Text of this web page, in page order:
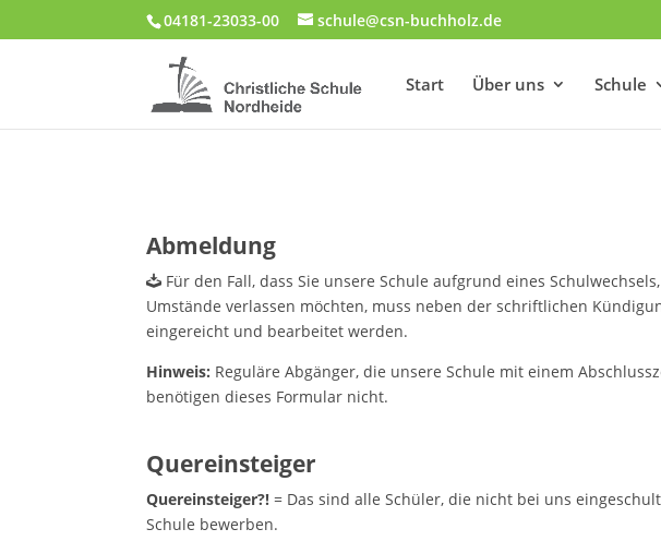
04181-23033-00 schule@csn-buchholz.de
Start Über uns Schule
Abmeldung
Für den Fall, dass Sie unsere Schule aufgrund eines
Umstände verlassen möchten, muss neben der schriftlichen
eingereicht und bearbeitet werden.
Hinweis: Reguläre Abgänger, die unsere Schule mit einem
benötigen dieses Formular nicht.
Quereinsteiger
Quereinsteiger?! = Das sind alle Schüler, die nicht bei uns
Schule bewerben.